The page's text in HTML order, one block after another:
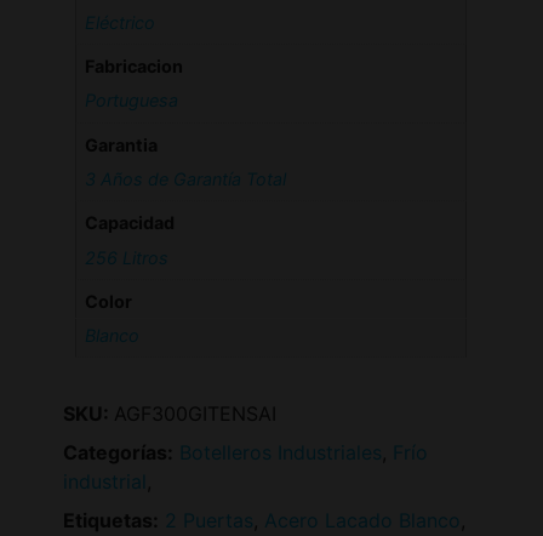
Eléctrico
Portuguesa
3 Años de Garantía Total
256 Litros
Blanco
SKU: AGF300GITENSAI
Categorías: Botelleros Industriales, Frío
industrial ,
Etiquetas: 2 Puertas, Acero Lacado Blanco ,